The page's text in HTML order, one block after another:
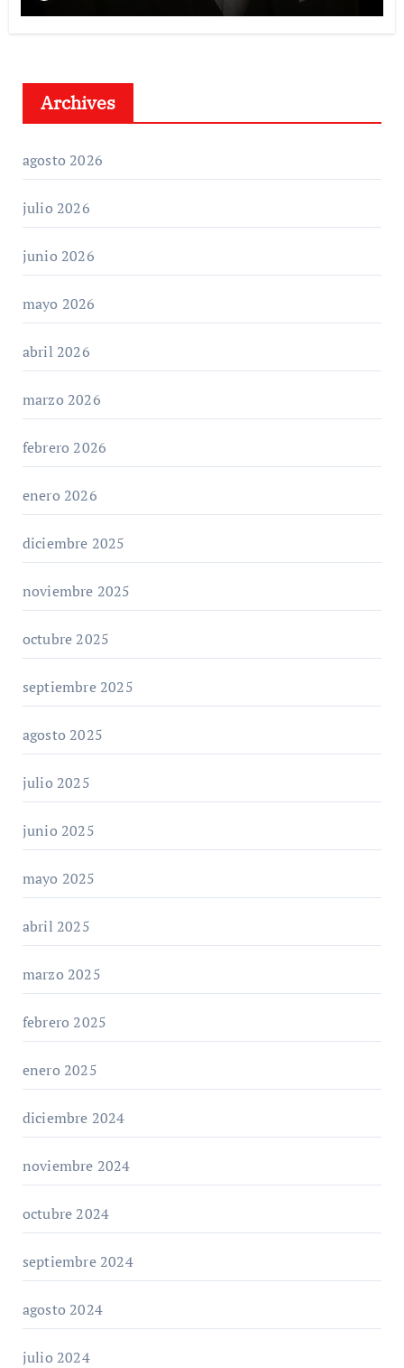
Archives
agosto 2026
julio 2026
junio 2026
mayo 2026
abril 2026
marzo 2026
febrero 2026
enero 2026
diciembre 2025
noviembre 2025
octubre 2025
septiembre 2025
agosto 2025
julio 2025
junio 2025
mayo 2025
abril 2025
marzo 2025
febrero 2025
enero 2025
diciembre 2024
noviembre 2024
octubre 2024
septiembre 2024
agosto 2024
julio 2024